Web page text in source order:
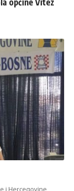
i Hercegovine